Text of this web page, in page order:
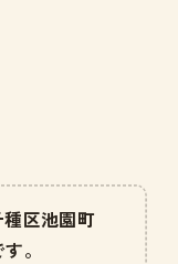
区池園町
。